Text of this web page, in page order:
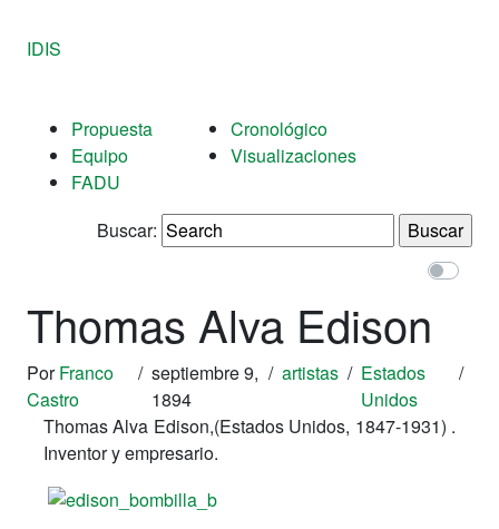
IDIS
Propuesta
Equipo
FADU
Cronológico
Visualizaciones
Buscar:
Thomas Alva Edison
PorFranco
Castro
/ septiembre 9,
1894
/ artistas / Estados
Unidos
/
Thomas Alva Edison,(Estados Unidos, 1847-1931) .
Inventor y empresario.